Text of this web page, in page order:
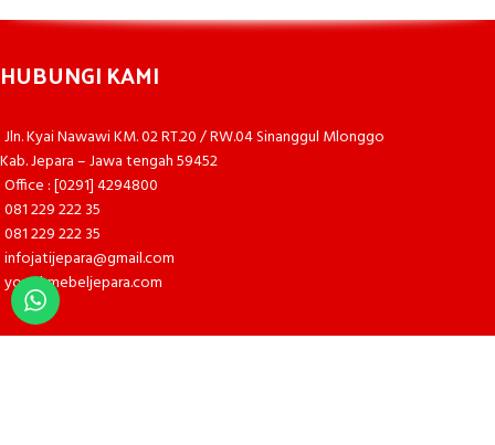
HUBUNGI KAMI
Jln. Kyai Nawawi KM. 02 RT.20 / RW.04 Sinanggul Mlonggo
Kab. Jepara – Jawa tengah 59452
Office : [0291] 4294800
081 229 222 35
081 229 222 35
infojatijepara@gmail.com
yoyokmebeljepara.com